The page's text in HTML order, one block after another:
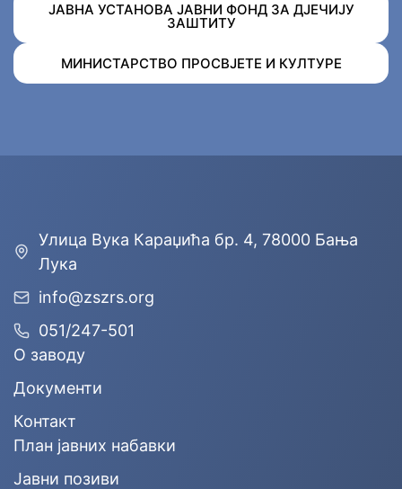
ЈАВНА УСТАНОВА ЈАВНИ ФОНД ЗА ДЈЕЧИЈУ
ЗАШТИТУ
МИНИСТАРСТВО ПРОСВЈЕТЕ И КУЛТУРЕ
Улицa Вука Караџића бр. 4, 78000 Бања
Лука
info@zszrs.org
051/247-501
О заводу
Документи
Контакт
План јавних набавки
Јавни позиви